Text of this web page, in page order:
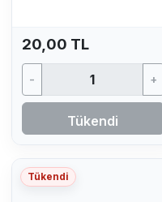
20,00 TL
- +
Tükendi
Tükendi